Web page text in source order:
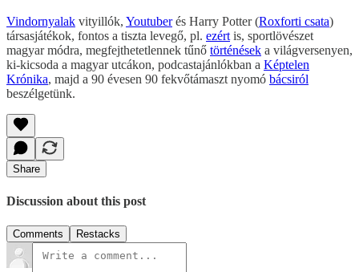
Vindornyalak vityillók, Youtuberés Harry Potter (Roxforti csata)
társasjátékok, fontos a tiszta levegő, pl. ezért is, sportlövészet
magyar módra, megfejthetetlennek tűnő történések a világversenyen,
ki-kicsoda a magyar utcákon, podcastajánlókban a Képtelen
Krónika, majd a 90 évesen 90 fekvőtámaszt nyomó bácsiról
beszélgetünk.
Share
Discussion about this post
Comments Restacks